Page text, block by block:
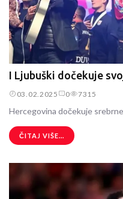
I Ljubuški dočekuje
03.02.2025 0 7315
Hercegovina dočekuje
ČITAJ VIŠE...